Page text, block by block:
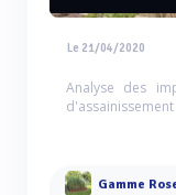
Le 21/04/2020
Analyse des
Gamme